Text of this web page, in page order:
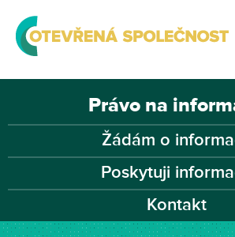
Právo na
Žádám o
Poskytuji
Kontakt